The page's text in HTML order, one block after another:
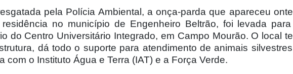
pela Polícia Ambiental, a onça-parda que apareceu
no município de Engenheiro Beltrão, foi levada
do Centro Universitário Integrado, em Campo Mourão. O local
dá todo o suporte para atendimento de animais
com o Instituto Água e Terra (IAT) e a Força Verde.